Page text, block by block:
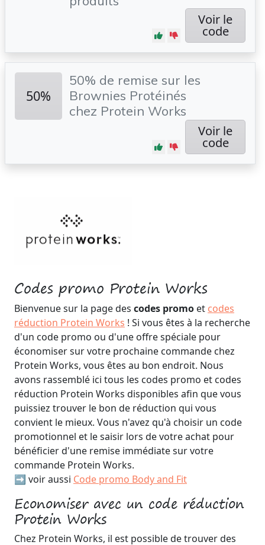
Codes promo Protein Works
Bienvenue sur la page des codes promo et codes
réduction Protein Works ! Si vous êtes à la recherche
d'un code promo ou d'une offre spéciale pour
économiser sur votre prochaine commande chez
Protein Works, vous êtes au bon endroit. Nous
avons rassemblé ici tous les codes promo et codes
réduction Protein Works disponibles afin que vous
puissiez trouver le bon de réduction qui vous
convient le mieux. Vous n'avez qu'à choisir un code
promotionnel et le saisir lors de votre achat pour
bénéficier d'une remise immédiate sur votre
commande Protein Works.
➡️ voir aussi Code promo Body and Fit
Economiser avec un code réduction
Protein Works
Chez Protein Works, il est possible de trouver des
Voir le
code
50%
50% de remise sur les
Brownies Protéinés
chez Protein Works
Voir le
code